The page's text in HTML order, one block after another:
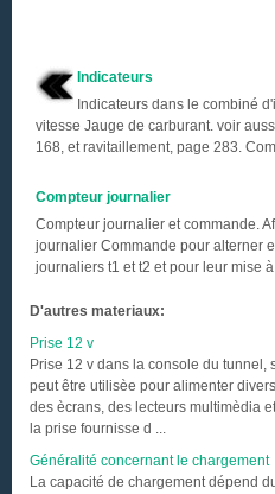
Indicateurs
Indicateurs dans le combiné
vitesse Jauge de carburant. voir
168, et ravitaillement, page 283.
Compteur journalier
Compteur journalier et commande.
journalier Commande pour alterner
journaliers t1 et t2 et pour leur mise
D'autres materiaux:
Prise 12 v
Prise 12 v dans la console du tunnel,
peut être utilisèe pour alimenter
des ècrans, des lecteurs multimèdia
la prise fournisse d ...
Généralité concernant le chargement
La capacité de chargement dépend